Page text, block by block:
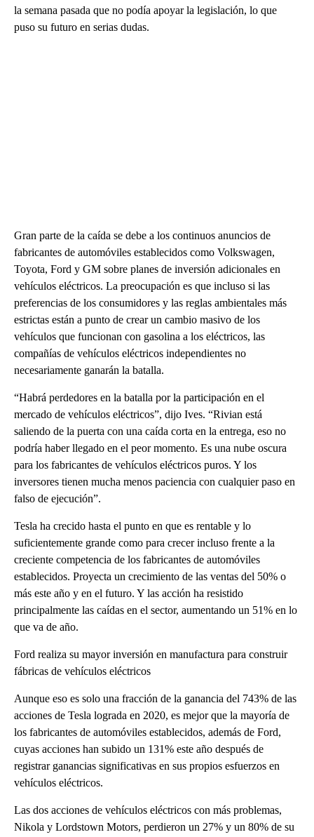
la semana pasada que no podía apoyar la legislación, lo que
puso su futuro en serias dudas.
Gran parte de la caída se debe a los continuos anuncios de
fabricantes de automóviles establecidos como Volkswagen,
Toyota, Ford y GM sobre planes de inversión adicionales en
vehículos eléctricos. La preocupación es que incluso si las
preferencias de los consumidores y las reglas ambientales más
estrictas están a punto de crear un cambio masivo de los
vehículos que funcionan con gasolina a los eléctricos, las
compañías de vehículos eléctricos independientes no
necesariamente ganarán la batalla.
“Habrá perdedores en la batalla por la participación en el
mercado de vehículos eléctricos”, dijo Ives. “Rivian está
saliendo de la puerta con una caída corta en la entrega, eso no
podría haber llegado en el peor momento. Es una nube oscura
para los fabricantes de vehículos eléctricos puros. Y los
inversores tienen mucha menos paciencia con cualquier paso en
falso de ejecución”.
Tesla ha crecido hasta el punto en que es rentable y lo
suficientemente grande como para crecer incluso frente a la
creciente competencia de los fabricantes de automóviles
establecidos. Proyecta un crecimiento de las ventas del 50% o
más este año y en el futuro. Y las acción ha resistido
principalmente las caídas en el sector, aumentando un 51% en lo
que va de año.
Ford realiza su mayor inversión en manufactura para construir
fábricas de vehículos eléctricos
Aunque eso es solo una fracción de la ganancia del 743% de las
acciones de Tesla lograda en 2020, es mejor que la mayoría de
los fabricantes de automóviles establecidos, además de Ford,
cuyas acciones han subido un 131% este año después de
registrar ganancias significativas en sus propios esfuerzos en
vehículos eléctricos.
Las dos acciones de vehículos eléctricos con más problemas,
Nikola y Lordstown Motors, perdieron un 27% y un 80% de su